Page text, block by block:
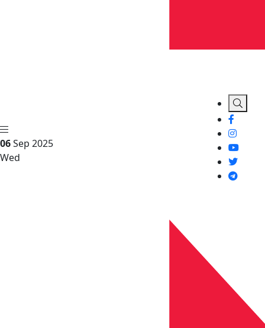
06Sep 2025
Wed